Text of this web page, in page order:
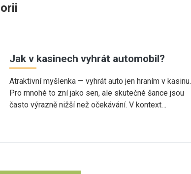
Jak v kasinech vyhrát automobil?
Atraktivní myšlenka — vyhrát auto jen hraním v kasinu.
Pro mnohé to zní jako sen, ale skutečné šance jsou
často výrazně nižší než očekávání. V kontext…